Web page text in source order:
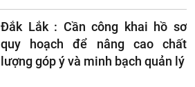
Đắk Lắk : Cần công khai hồ sơ
quy hoạch để nâng cao chất
lượng góp ý và minh bạch quản lý